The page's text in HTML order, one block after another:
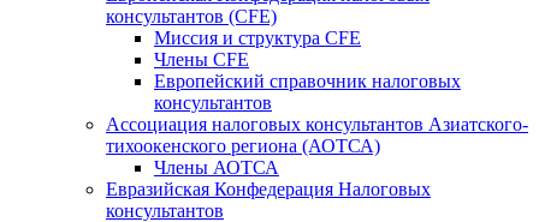
консультантов (CFE)
Миссия и структура CFE
Члены CFE
Европейский справочник налоговых
консультантов
Ассоциация налоговых консультантов Азиатского-
тихоокенского региона (АОТСА)
Члены АОТСА
Евразийская Конфедерация Налоговых
консультантов